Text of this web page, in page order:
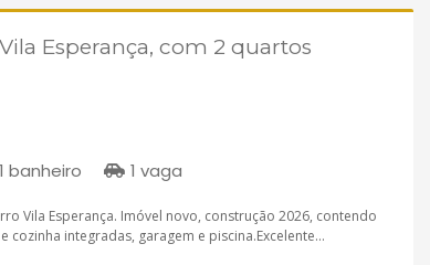
Esperança, com 2 quartos
1 banheiro 1 vaga
Vila Esperança. Imóvel novo, construção 2026, contendo
integradas, garagem e piscina.Excelente...